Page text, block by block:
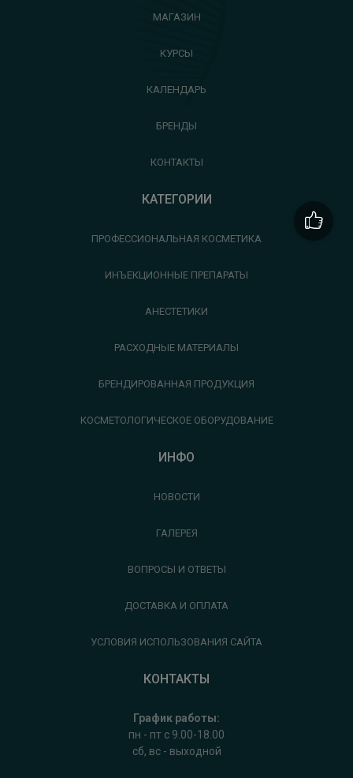
МАГАЗИН
КУРСЫ
КАЛЕНДАРЬ
БРЕНДЫ
КОНТАКТЫ
КАТЕГОРИИ
ПРОФЕССИОНАЛЬНАЯ КОСМЕТИКА
ИНЪЕКЦИОННЫЕ ПРЕПАРАТЫ
АНЕСТЕТИКИ
РАСХОДНЫЕ МАТЕРИАЛЫ
БРЕНДИРОВАННАЯ ПРОДУКЦИЯ
КОСМЕТОЛОГИЧЕСКОЕ ОБОРУДОВАНИЕ
ИНФО
НОВОСТИ
ГАЛЕРЕЯ
ВОПРОСЫ И ОТВЕТЫ
ДОСТАВКА И ОПЛАТА
УСЛОВИЯ ИСПОЛЬЗОВАНИЯ САЙТА
КОНТАКТЫ
График работы:
пн - пт с 9.00-18.00
сб, вс - выходной